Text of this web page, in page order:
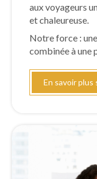
aux voyageurs
et chaleureuse.
Notre force :
combinée à une
En savoir plus